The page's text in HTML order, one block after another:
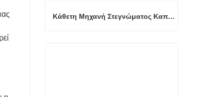
Κάθετη Μηχανή Στεγνώματος Καπλαμά